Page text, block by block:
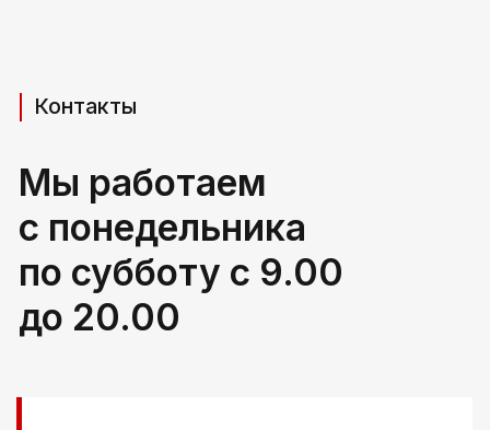
Свидетельство выдано Березовским районным
Политика конфиденциальности
РБ, Брестская область,